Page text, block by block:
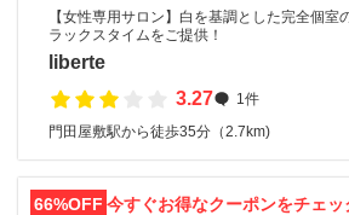
【女性専用サロン】白を基調とした完全個室
ラックスタイムをご提供！
liberte
3.27
1件
門田屋敷駅から徒歩35分（2.7km)
66%OFF 今すぐお得なクーポンをチェッ